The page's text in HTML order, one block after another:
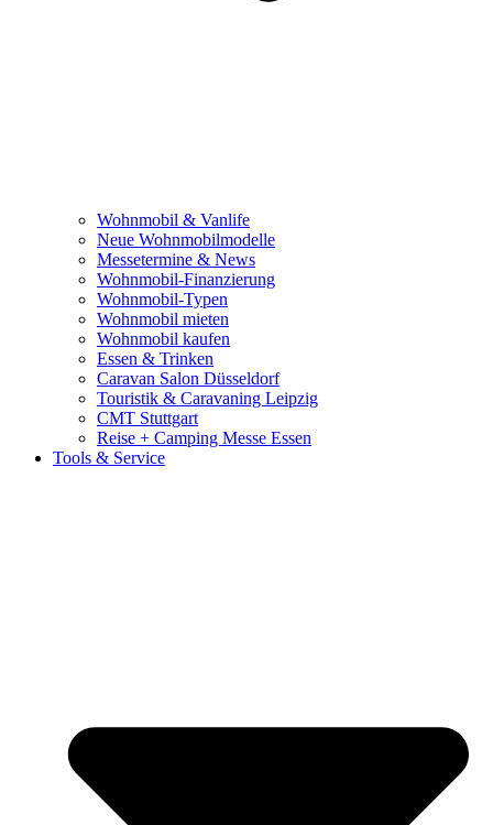
Wohnmobil & Vanlife
Neue Wohnmobilmodelle
Messetermine & News
Wohnmobil-Finanzierung
Wohnmobil-Typen
Wohnmobil mieten
Wohnmobil kaufen
Essen & Trinken
Caravan Salon Düsseldorf
Touristik & Caravaning Leipzig
CMT Stuttgart
Reise + Camping Messe Essen
Tools & Service